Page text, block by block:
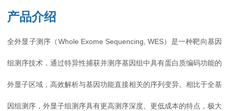
产品介绍
全外显子测序（Whole Exome Sequencing, WES）是一种靶向基因
组测序技术，通过特异性捕获并测序基因组中具有蛋白质编码功能的
外显子区域，高效解析与基因功能直接相关的序列变异。相比于全基
因组测序，外显子组测序具有更高测序深度、更低成本的特点，极大